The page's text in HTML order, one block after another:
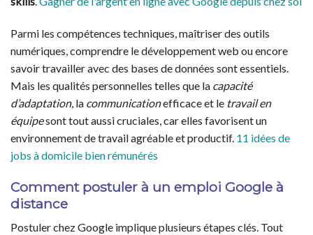
Parmi les compétences techniques, maîtriser des outils
numériques, comprendre le développement web ou encore
savoir travailler avec des bases de données sont essentiels.
Mais les qualités personnelles telles que la capacité
d’adaptation, la communicationefficace et le travail en
équipesont tout aussi cruciales, car elles favorisent un
environnement de travail agréable et productif. 11 idées de
jobs à domicile bien rémunérés
Comment postuler à un emploi Google à
distance
Postuler chez Google implique plusieurs étapes clés. Tout